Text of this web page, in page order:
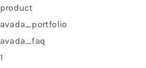
product
avada_portfolio
avada_faq
1